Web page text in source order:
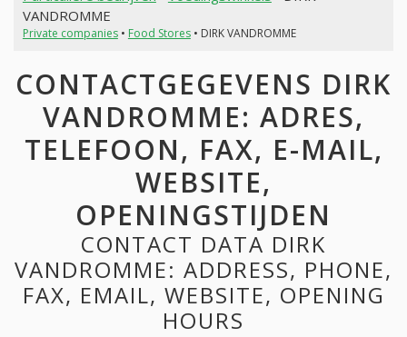
VANDROMME
Private companies• Food Stores• DIRK VANDROMME
CONTACTGEGEVENS DIRK
VANDROMME: ADRES,
TELEFOON, FAX, E-MAIL,
WEBSITE,
OPENINGSTIJDEN
CONTACT DATA DIRK
VANDROMME: ADDRESS, PHONE,
FAX, EMAIL, WEBSITE, OPENING
HOURS